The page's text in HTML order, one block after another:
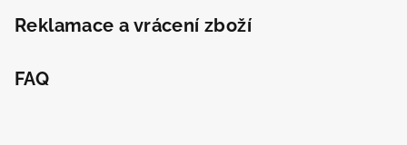
Reklamace a vrácení zboží
FAQ